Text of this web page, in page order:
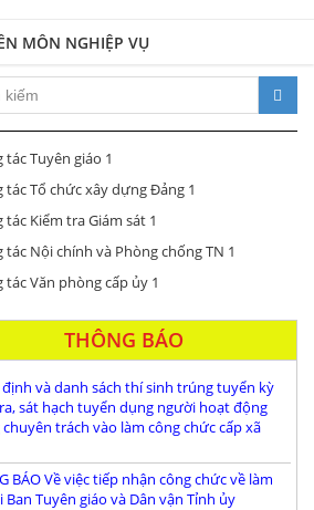
MÔN NGHIỆP VỤ
Xây dựng Đảng bộ và hệ
THÔNG BÁO
và danh sách thí sinh trúng tuyển kỳ
sát hạch tuyển dụng người hoạt động
trách vào làm công chức cấp xã
BÁO Về việc tiếp nhận công chức về làm
Ban Tuyên giáo và Dân vận Tỉnh ủy